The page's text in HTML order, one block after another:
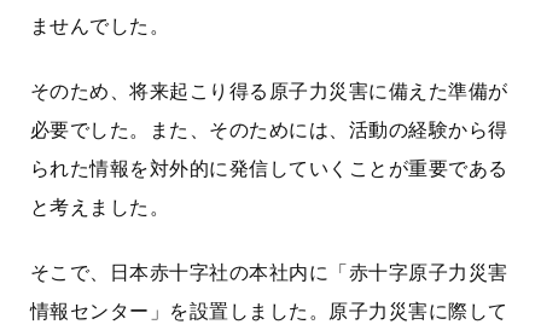
ませんでした。
そのため、将来起こり得る原子力災害に備えた準備が
必要でした。また、そのためには、活動の経験から得
られた情報を対外的に発信していくことが重要である
と考えました。
そこで、日本赤十字社の本社内に 「赤十字原子力災害
情報センター」 を設置しました。原子力災害に際して